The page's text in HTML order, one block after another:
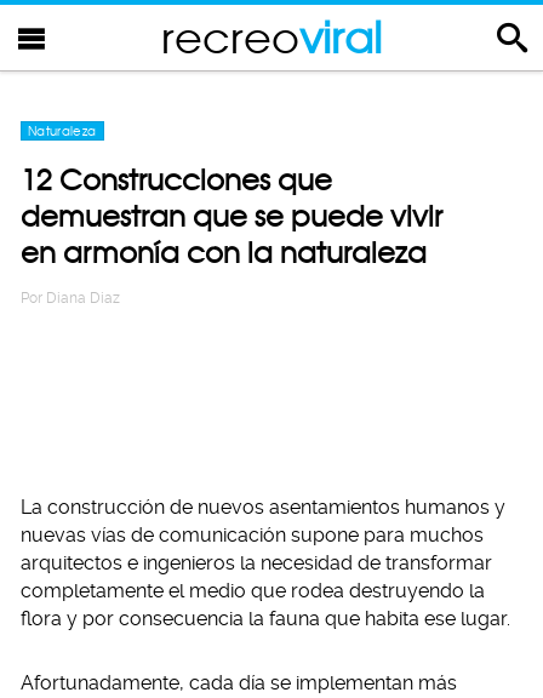
recreoviral
Naturaleza
12 Construcciones que
demuestran que se puede vivir
en armonía con la naturaleza
Por Diana Diaz
La construcción de nuevos asentamientos humanos y
nuevas vías de comunicación supone para muchos
arquitectos e ingenieros la necesidad de transformar
completamente el medio que rodea destruyendo la
flora y por consecuencia la fauna que habita ese lugar.
Afortunadamente, cada día se implementan más